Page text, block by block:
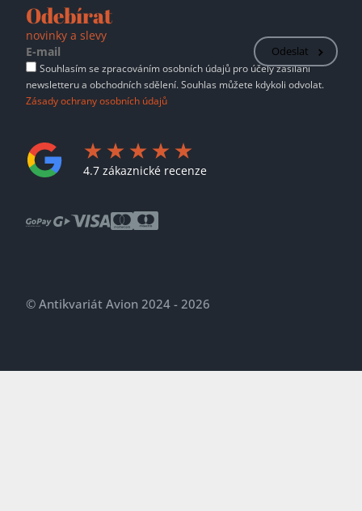
Odebírat
novinky a slevy
Odeslat
Souhlasím se zpracováním osobních údajů pro účely zasílání
newsletteru a obchodních sdělení. Souhlas můžete kdykoli odvolat.
Zásady ochrany osobních údajů
4.7 zákaznické recenze
© Antikvariát Avion 2024 - 2026